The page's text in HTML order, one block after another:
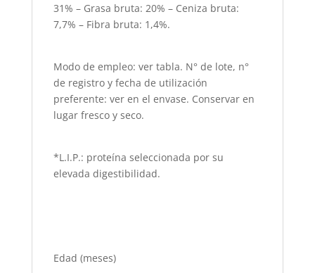
31% – Grasa bruta: 20% – Ceniza bruta:
7,7% – Fibra bruta: 1,4%.
Modo de empleo: ver tabla. N° de lote, n°
de registro y fecha de utilización
preferente: ver en el envase. Conservar en
lugar fresco y seco.
*L.I.P.: proteína seleccionada por su
elevada digestibilidad.
Edad (meses)